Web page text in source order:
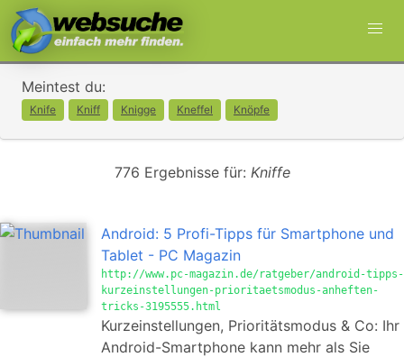
Meintest du:
Knife Kniff Knigge Kneffel Knöpfe
776 Ergebnisse für: Kniffe
Android: 5 Profi-Tipps für Smartphone und
Tablet - PC Magazin
http://www.pc-magazin.de/ratgeber/android-tipps-
kurzeinstellungen-prioritaetsmodus-anheften-
tricks-3195555.html
Kurzeinstellungen, Prioritätsmodus & Co: Ihr
Android-Smartphone kann mehr als Sie